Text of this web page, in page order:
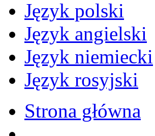
Język polski
Język angielski
Język niemiecki
Język rosyjski
Strona główna